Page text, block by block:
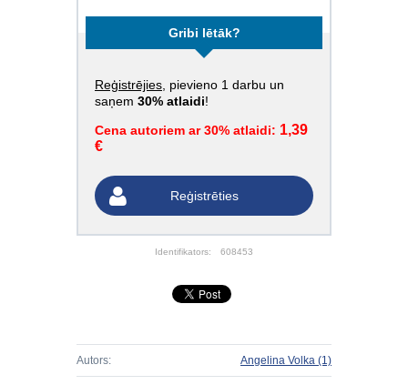
Gribi lētāk?
Reģistrējies , pievieno 1 darbu un
saņem 30% atlaidi!
Cena autoriem ar 30% atlaidi: 1,39
€
Reģistrēties
Identifikators: 608453
Autors: Angelina Volka (1)